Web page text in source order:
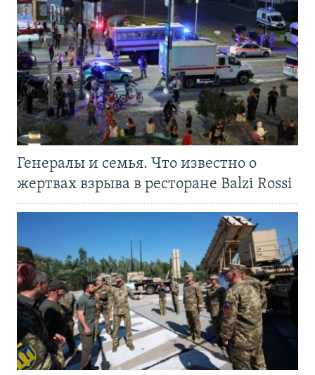
Генералы и семья. Что известно о
жертвах взрыва в ресторане Balzi Rossi